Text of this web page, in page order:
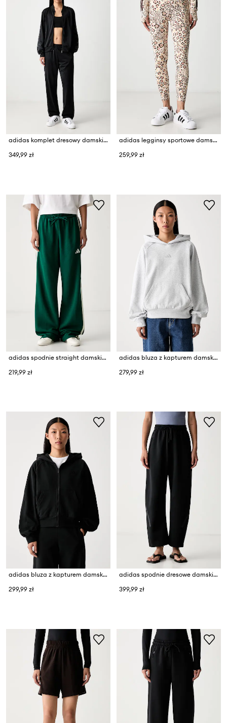
adidas komplet dresowy damski Essentials
349,99 zł
adidas legginsy sportowe damskie x Farm Rio
259,99 zł
adidas spodnie straight damskie z bawełną Essentials
219,99 zł
adidas bluza z kapturem damska bawełniana
279,99 zł
adidas bluza z kapturem damska bawełniana
299,99 zł
adidas spodnie dresowe damskie z bawełną Z.N.E
399,99 zł